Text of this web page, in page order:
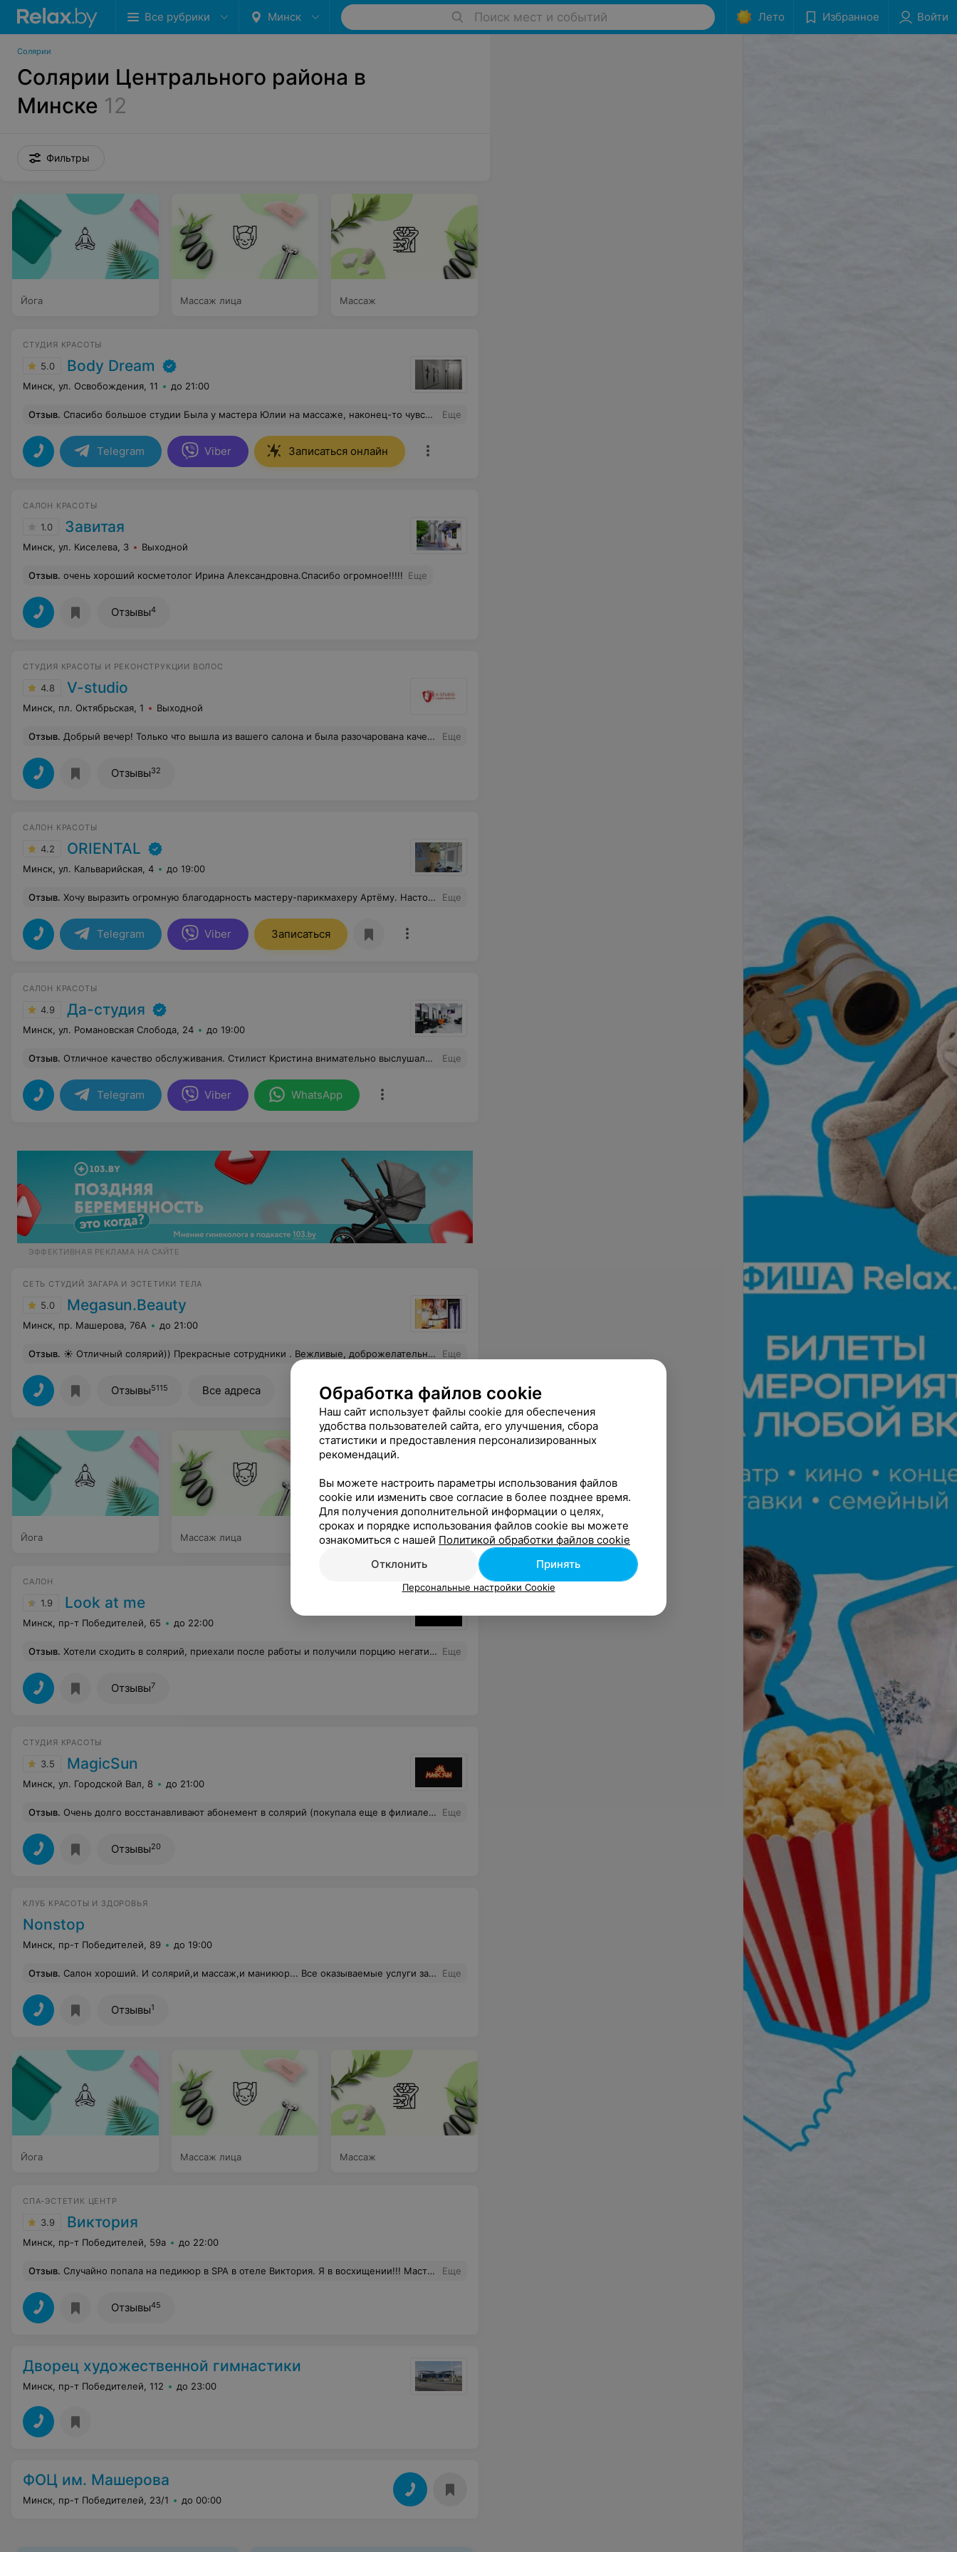
Все рубрики Минск Поиск мест и событий Лето Избранное Войти
Солярии
Солярии Центрального района в
Минске 12
Фильтры
Йога Массаж лица Массаж
СТУДИЯ КРАСОТЫ
5.0 Body Dream
Минск, ул. Освобождения, 11 до 21:00
Отзыв. Спасибо большое студии Была у мастера Юлии на массаже, наконец-то чувствую легкость в плечах. Сидячая работа дает о себе знать. Еще
Telegram Viber Записаться онлайн
САЛОН КРАСОТЫ
1.0 Завитая
Минск, ул. Киселева, 3 Выходной
Отзыв. очень хороший косметолог Ирина Александровна.Спасибо огромное!!!!! Еще
Отзывы4
СТУДИЯ КРАСОТЫ И РЕКОНСТРУКЦИИ ВОЛОС
4.8 V-studio
Минск, пл. Октябрьская, 1 Выходной
Отзыв. Добрый вечер! Только что вышла из вашего салона и была разочарована качеством ламп в солярии! Была на прошлой неделе, впервые у вас, попросила лампы по сильнее, очень любезная девушка направила меня в нужную кабину. Через 5 минут сеанс закончился и я довольная ушла! По некоторым обстоятельсвам мой следующий раз был не в вашей студии, но с лампами такой же мощности (специально выбирала) и ...было жарко! Вспомнила вас и подумала, наверное, показалось! И вот сегодня повторно пришла к вам, в тот же 'мощный' солярий, который как теперь я понимаю - развод для новичка! Мне не просто не было жарко, стоя 5 минут я успела замерзнуть!!! Уважаемые владельцы, если вы заявляете МОЩНЫЙ солярий, то проследите, чтобы лампы у вас были на самом деле такими!!! Очень жаль, что в супер удобном месте, такие вот обидные для клиентов косяки (экономия на незнании)! Еще
Отзывы32
САЛОН КРАСОТЫ
4.2 ORIENTAL
Минск, ул. Кальварийская, 4 до 19:00
Отзыв. Хочу выразить огромную благодарность мастеру-парикмахеру Артёму. Настолько впечатление осталось положительное как он профессионально и быстро смог подстричь чёлку. Для кого-то кажется мелочь чёлка, но поверьте за последний год мало кому удавалось так классно её постричь. Ещё хочу обратить внимание на солярий. Живу в центре города и ради этого солярия езжу на Уручье. Лампы новые, т.к. после нескольких раз загорания уже виден загар. Имеется умывальник-удобно после нанесения крема-помыть руки. Очень изысканный интерьер и хватает места(что в других соляриях с этим туго). Если кто-то ещё раздумывает, советую-останетесь довольны. Еще
Telegram Viber Записаться
САЛОН КРАСОТЫ
4.9 Да-студия
Минск, ул. Романовская Слобода, 24 до 19:00
Отзыв. Отличное качество обслуживания. Стилист Кристина внимательно выслушала мои пожелания и все выполнила именно как я и хотела. Услуга- химическая био завивка. Я Осталась очень довольна. Так же были даны подробные рекомендации по-домашнему уходу за прической. Всем рекомендую этого мастера! Еще
Telegram Viber WhatsApp
ЭФФЕКТИВНАЯ РЕКЛАМА НА САЙТЕ
СЕТЬ СТУДИЙ ЗАГАРА И ЭСТЕТИКИ ТЕЛА
5.0 Megasun.Beauty
Минск, пр. Машерова, 76А до 21:00
Отзыв. ☀️ Отличный солярий)) Прекрасные сотрудники . Вежливые, доброжелательные, следящие за должной чистотой. Спасибо! Еще
Отзывы5115 Все адреса
Йога Массаж лица Массаж
САЛОН
1.9 Look at me
Минск, пр-т Победителей, 65 до 22:00
Отзыв. Хотели сходить в солярий, приехали после работы и получили порцию негатива и испорченного настроения, вместо загара и удовольствия. Ужасное отношение к клиентам. Пишут, что работают до 22.00, но будьте готовы, что вам откажут в посещении, ссылаясь на уборку и более ранее закрытие, о котором нигде не сообщают! Полное неуважение и дезинформация людей! На стойке стоял, как мы поняли, владелец данного заведения, общение с клиентами хамское и непозволительное, будто одолжение делают, хотя ты им платишь свои собственные деньги! Не советую данное место, если вы цените комфорт и свое время Еще
Отзывы7
СТУДИЯ КРАСОТЫ
3.5 MagicSun
Минск, ул. Городской Вал, 8 до 21:00
Отзыв. Очень долго восстанавливают абонемент в солярий (покупала еще в филиале на Освобождения 11). При этом не раз просила админов на Освобождения восстановить бумажный абонемент,а не просто помечать в программе. Отвечали,что и так сойдет. А в итоге начались проблемы с восстановлением. Еще
Отзывы20
КЛУБ КРАСОТЫ И ЗДОРОВЬЯ
Nonstop
Минск, пр-т Победителей, 89 до 19:00
Отзыв. Салон хороший. И солярий,и массаж,и маникюр... Все оказываемые услуги замечательные,но есть одно но! Это девочки на ресепшене. Столь высокомерного обращения по отношению к себе я еще не испытывала. Приходишь в спортивном костюме ( живу рядышком), высокомерие и хамство, приходишь в шубке— сразу очень вежливые девочки). Еще
Отзывы1
Йога Массаж лица Массаж
СПА-ЭСТЕТИК ЦЕНТР
3.9 Виктория
Минск, пр-т Победителей, 59а до 22:00
Отзыв. Случайно попала на педикюр в SPA в отеле Виктория. Я в восхищении!!! Мастер Ольга специалист своего дела! Такими мои ножки ещё никогда не были!!! Обработка идеальная! Проработан каждый пальчик! Каждый миллиметрик! Приятная, ненавязчивая беседа сделала процедуру ещё более комфортной! Огромное спасибо Ольге!!!! Еще
Отзывы45
Дворец художественной гимнастики
Минск, пр-т Победителей, 112 до 23:00
ФОЦ им. Машерова
Минск, пр-т Победителей, 23/1 до 00:00
Обработка файлов cookie
Наш сайт использует файлы cookie для обеспечения
удобства пользователей сайта, его улучшения, сбора
статистики и предоставления персонализированных
рекомендаций.
Вы можете настроить параметры использования файлов
cookie или изменить свое согласие в более позднее время.
Для получения дополнительной информации о целях,
сроках и порядке использования файлов cookie вы можете
ознакомиться с нашей Политикой обработки файлов cookie
Отклонить
Принять
Персональные настройки Cookie